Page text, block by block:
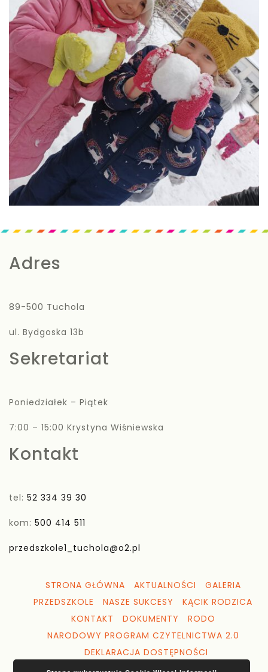
Adres
89-500 Tuchola
ul. Bydgoska 13b
Sekretariat
Poniedziałek – Piątek
7:00 – 15:00 Krystyna Wiśniewska
Kontakt
tel: 52 334 39 30
kom: 500 414 511
przedszkole1_tuchola@o2.pl
STRONA GŁÓWNA AKTUALNOŚCI
GALERIA
PRZEDSZKOLE
NASZE SUKCESY
KĄCIK RODZICA
KONTAKT
DOKUMENTY
RODO
NARODOWY PROGRAM CZYTELNICTWA 2.0
DEKLARACJA DOSTĘPNOŚCI